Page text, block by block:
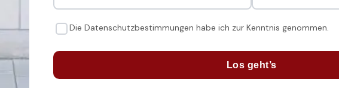
Die Datenschutzbestimmungen habe ich zur Kenntnis genommen.
Los geht’s